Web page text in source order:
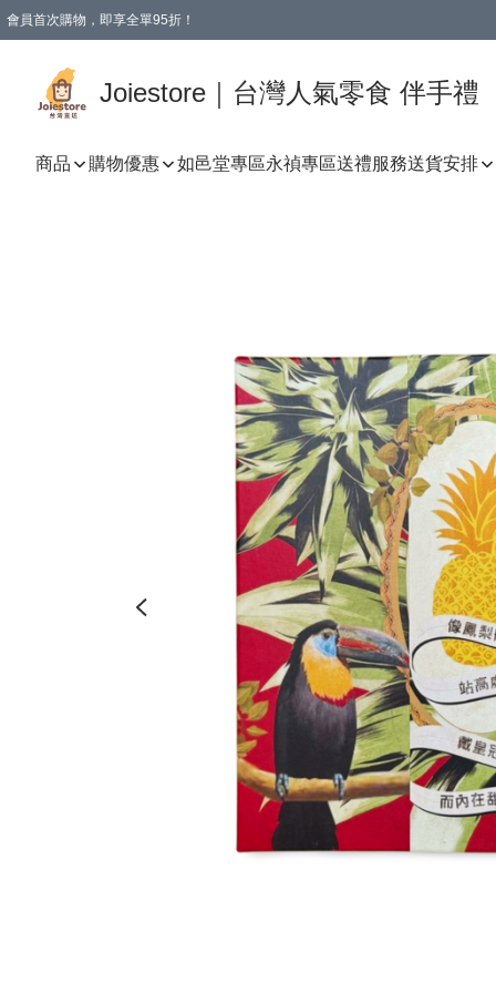
會員首次購物，即享全單95折！
Joiestore｜台灣人氣零食 伴手禮
商品 購物優惠 如邑堂專區永禎專區送禮服務送貨安排